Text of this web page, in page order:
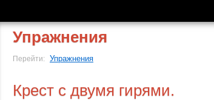
Упражнения
Перейти: Упражнения
Крест с двумя гирями.